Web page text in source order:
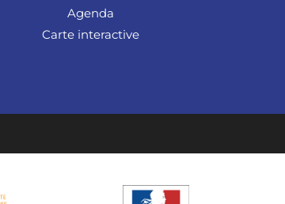
Agenda
Carte interactive